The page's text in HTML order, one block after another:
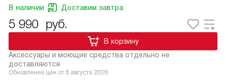
В наличии Доставим завтра
5 990 руб.
Аксессуары и моющие средства отдельно не
доставляются
В корзину
Обновление цен от 8 августа 2026